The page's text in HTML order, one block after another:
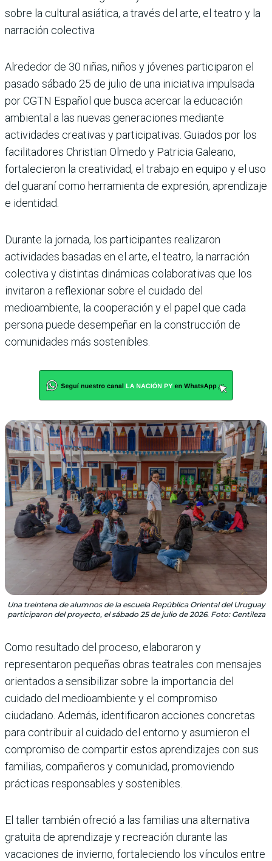
sobre la cultural asiática, a través del arte, el teatro y la
narración colectiva
Alrededor de 30 niñas, niños y jóvenes participaron el
pasado sábado 25 de julio de una iniciativa impulsada
por CGTN Español que busca acercar la educación
ambiental a las nuevas generaciones mediante
actividades creativas y participativas. Guiados por los
facilitadores Christian Olmedo y Patricia Galeano,
fortalecieron la creatividad, el trabajo en equipo y el uso
del guaraní como herramienta de expresión, aprendizaje
e identidad.
Durante la jornada, los participantes realizaron
actividades basadas en el arte, el teatro, la narración
colectiva y distintas dinámicas colaborativas que los
invitaron a reflexionar sobre el cuidado del
medioambiente, la cooperación y el papel que cada
persona puede desempeñar en la construcción de
comunidades más sostenibles.
Una treintena de alumnos de la escuela República Oriental del Uruguay
participaron del proyecto, el sábado 25 de julio de 2026. Foto: Gentileza
Como resultado del proceso, elaboraron y
representaron pequeñas obras teatrales con mensajes
orientados a sensibilizar sobre la importancia del
cuidado del medioambiente y el compromiso
ciudadano. Además, identificaron acciones concretas
para contribuir al cuidado del entorno y asumieron el
compromiso de compartir estos aprendizajes con sus
familias, compañeros y comunidad, promoviendo
prácticas responsables y sostenibles.
El taller también ofreció a las familias una alternativa
gratuita de aprendizaje y recreación durante las
vacaciones de invierno, fortaleciendo los vínculos entre